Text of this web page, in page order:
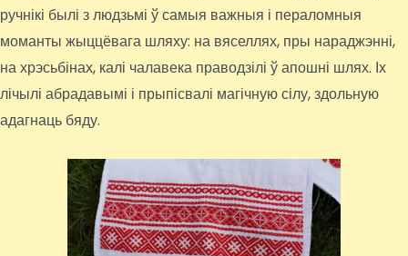
ручнікі былі з людзьмі ў самыя важныя і пераломныя
моманты жыццёвага шляху: на вяселлях, пры нараджэнні,
на хрэсьбінах, калі чалавека праводзілі ў апошні шлях. Іх
лічылі абрадавымі і прыпісвалі магічную сілу, здольную
адагнаць бяду.